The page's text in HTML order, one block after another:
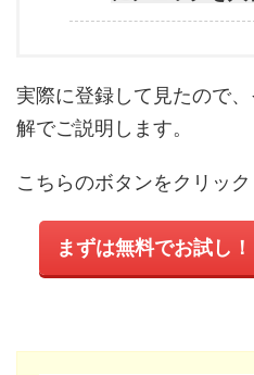
実際に登録して見たので
解でご説明します。
こちらのボタンをクリック
まずは無料でお試し